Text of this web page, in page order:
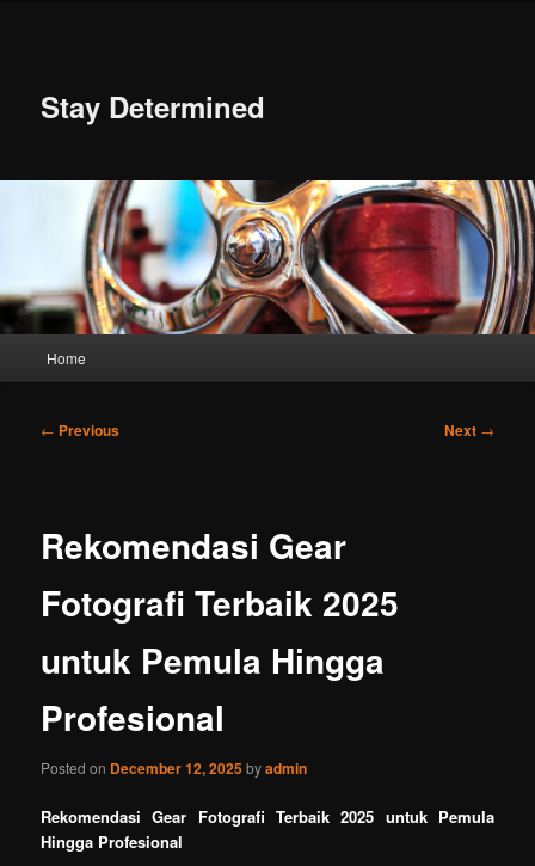
Stay Determined
Home
Post
← Previous Next →
Rekomendasi Gear
Fotografi Terbaik 2025
untuk Pemula Hingga
Profesional
Posted on December 12, 2025byadmin
Rekomendasi Gear Fotografi Terbaik 2025 untuk Pemula
Hingga Profesional